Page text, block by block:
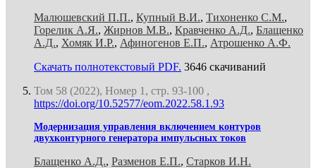
Малюшевский П.П., Купный В.И., Тихоненко С.М.,
Горелик А.Я., Жирнов М.В., Кравченко А.Д., Блащенко
А.Д., Хомяк И.Р., Афиногенов Е.П., Атрошенко А.Ф.
Скачать полнотекстовый PDF. 3646 скачиваний
Том 58 (2022), Номер 1, стр. 93-100 ,
https://doi.org/10.52577/eom.2022.58.1.93
Модернизация управления включением контуров
двухконтурного генератора импульсных токов
Блащенко А.Д., Разменов Е.П., Старков И.Н.